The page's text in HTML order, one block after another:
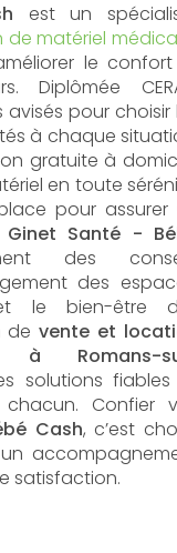
est un
matériel
le
Diplômée
pour choisir
à chaque
gratuite à
en toute
pour assurer
Ginet Santé -
des
des
et le bien-être
devente et
Romans-
solutions
Confier
Cash, c’est
satisfaction.